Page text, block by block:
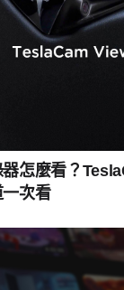
怎麼看？
次看